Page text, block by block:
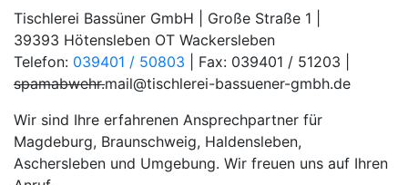
Tischlerei Bassüner GmbH | Große Straße 1 |
39393 Hötensleben OT Wackersleben
Telefon: 039401 / 50803 | Fax: 039401 / 51203 |
spamabwehr.mail@tischlerei-bassuener-gmbh.de
Wir sind Ihre erfahrenen Ansprechpartner für
Magdeburg, Braunschweig, Haldensleben,
Aschersleben und Umgebung. Wir freuen uns auf Ihren